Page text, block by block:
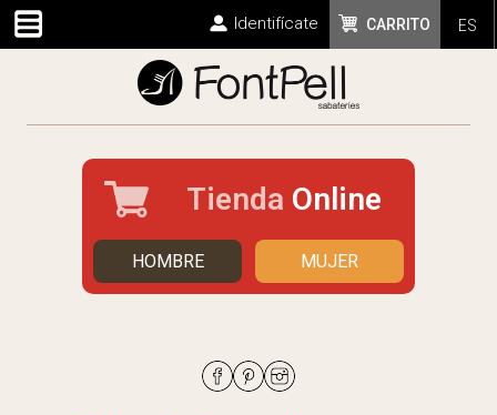
ES
CARRITO
Identifícate
Tienda Online
HOMBRE MUJER